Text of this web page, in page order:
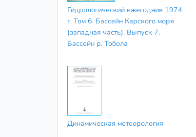
Гидрологический ежегодник 1974
г. Том 6. Бассейн Карского моря
(западная часть). Выпуск 7.
Бассейн р. Тобола
Динамическая метеорология